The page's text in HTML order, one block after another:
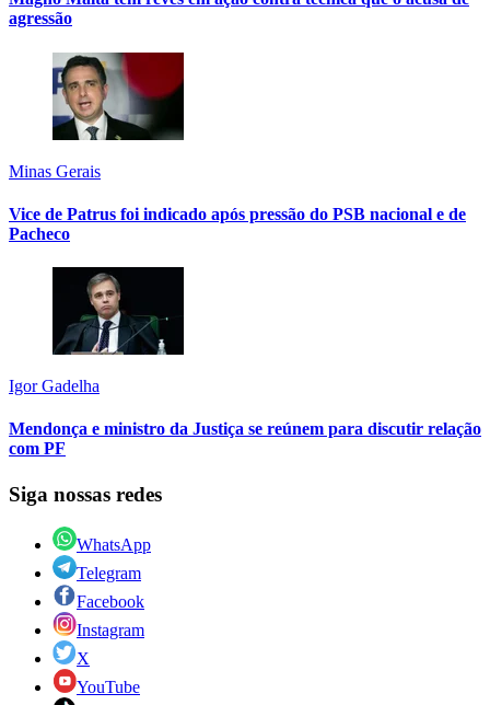
agressão
Minas Gerais
Vice de Patrus foi indicado após pressão do PSB nacional e de
Pacheco
Igor Gadelha
Mendonça e ministro da Justiça se reúnem para discutir relação
com PF
Siga nossas redes
WhatsApp
Telegram
Facebook
Instagram
X
YouTube